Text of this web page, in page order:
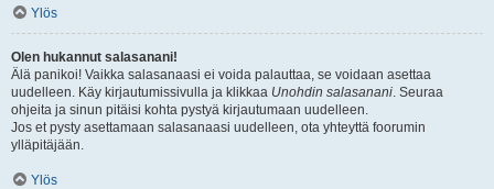
Ylös
Olen hukannut salasanani!
Älä panikoi! Vaikka salasanaasi ei voida palauttaa, se voidaan asettaa
uudelleen. Käy kirjautumissivulla ja klikkaa Unohdin salasanani. Seuraa
ohjeita ja sinun pitäisi kohta pystyä kirjautumaan uudelleen.
Jos et pysty asettamaan salasanaasi uudelleen, ota yhteyttä foorumin
ylläpitäjään.
Ylös